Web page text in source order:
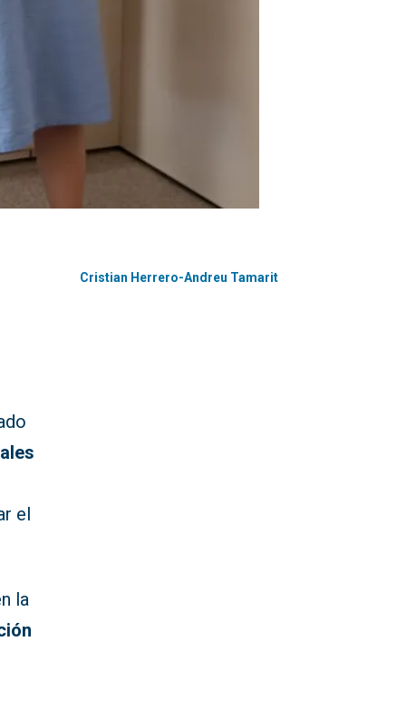
Cristian Herrero-Andreu Tamarit
el
la